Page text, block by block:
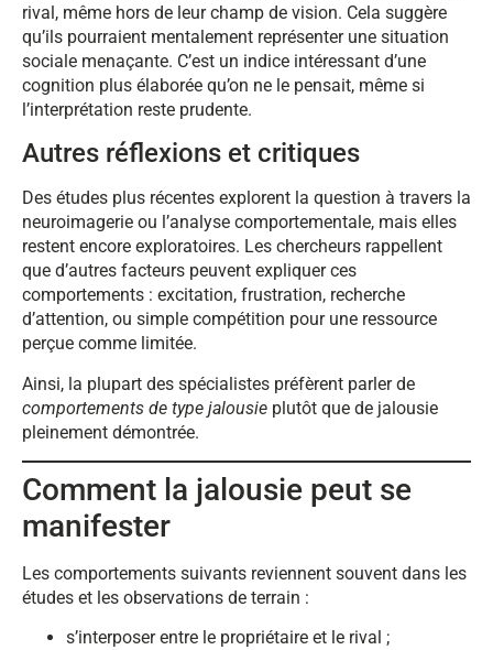
rival, même hors de leur champ de vision. Cela suggère
qu’ils pourraient mentalement représenter une situation
sociale menaçante. C’est un indice intéressant d’une
cognition plus élaborée qu’on ne le pensait, même si
l’interprétation reste prudente.
Autres réflexions et critiques
Des études plus récentes explorent la question à travers la
neuroimagerie ou l’analyse comportementale, mais elles
restent encore exploratoires. Les chercheurs rappellent
que d’autres facteurs peuvent expliquer ces
comportements : excitation, frustration, recherche
d’attention, ou simple compétition pour une ressource
perçue comme limitée.
Ainsi, la plupart des spécialistes préfèrent parler de
comportements de type jalousie plutôt que de jalousie
pleinement démontrée.
Comment la jalousie peut se
manifester
Les comportements suivants reviennent souvent dans les
études et les observations de terrain :
s’interposer entre le propriétaire et le rival ;